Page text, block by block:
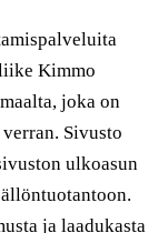
Kimmo
joka on
Sivusto
ulkoasun
ja laadukasta